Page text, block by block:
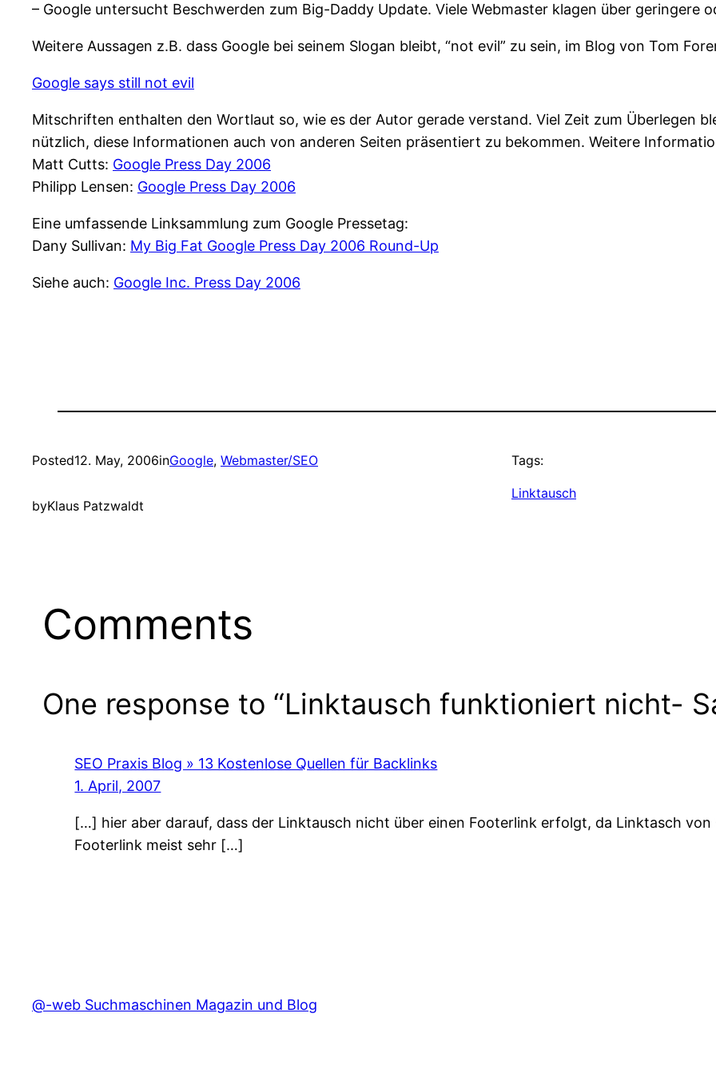
– Google untersucht Beschwerden zum Big-Daddy Update. Viele Webmaster klagen über geringere
Weitere Aussagen z.B. dass Google bei seinem Slogan bleibt, “not evil” zu sein, im Blog von Tom
Google says still not evil
Mitschriften enthalten den Wortlaut so, wie es der Autor gerade verstand. Viel Zeit zum Überlegen
nützlich, diese Informationen auch von anderen Seiten präsentiert zu bekommen. Weitere
Matt Cutts: Google Press Day 2006
Philipp Lensen: Google Press Day 2006
Eine umfassende Linksammlung zum Google Pressetag:
Dany Sullivan: My Big Fat Google Press Day 2006 Round-Up
Siehe auch: Google Inc. Press Day 2006
Posted12. May, 2006inGoogle, Webmaster/SEO
byKlaus Patzwaldt
Tags:
Linktausch
Comments
One response to “Linktausch funktioniert nicht-
SEO Praxis Blog » 13 Kostenlose Quellen für Backlinks
1. April, 2007
[…] hier aber darauf, dass der Linktausch nicht über einen Footerlink erfolgt, da Linktasch
Footerlink meist sehr […]
@-web Suchmaschinen Magazin und Blog